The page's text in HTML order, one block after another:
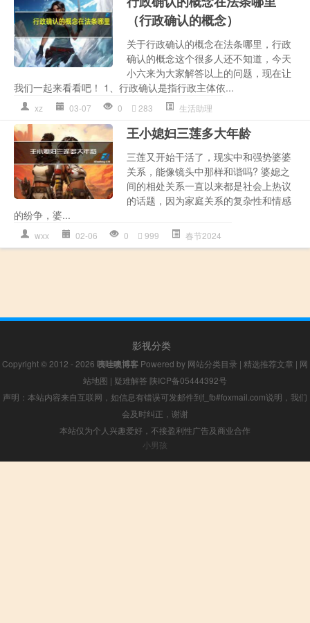
（行政确认的概念）
关于行政确认的概念在法条哪里，行政
确认的概念这个很多人还不知道，今天
小六来为大家解答以上的问题，现在让
我们一起来看看吧！ 1、行政确认是指行政主体依...
xz 03-07 0 283 生活助理
王小媳妇三莲多大年龄
三莲又开始干活了，现实中和强势婆婆
关系，能像镜头中那样和谐吗? 婆媳之
间的相处关系一直以来都是社会上热议
的话题，因为家庭关系的复杂性和情感
的纷争，婆...
wxx 02-06 0 999 春节2024
影视分类
Copyright © 2012 - 2026 咦哇噢博客 Powered by 网站分类目录 | 精选推荐文章 | 网
站地图 | 疑难解答 陕ICP备05444392号
声明：本站内容来自互联网，如信息有错误可发邮件到f_fb#foxmail.com说明，我们
会及时纠正，谢谢
本站仅为个人兴趣爱好，不接盈利性广告及商业合作
小男孩